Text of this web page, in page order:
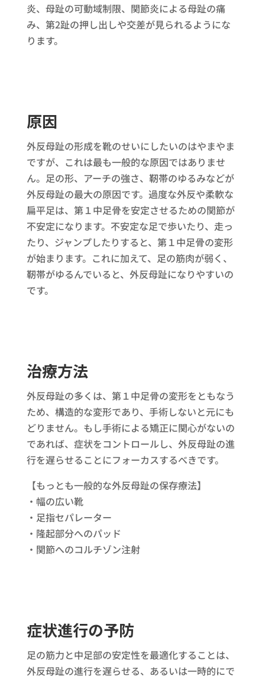
炎、母趾の可動域制限、関節炎による母趾の痛
み、第2趾の押し出しや交差が見られるようにな
ります。
原因
外反母趾の形成を靴のせいにしたいのはやまやま
ですが、これは最も一般的な原因ではありませ
ん。足の形、アーチの強さ、靭帯のゆるみなどが
外反母趾の最大の原因です。過度な外反や柔軟な
扁平足は、第１中足骨を安定させるための関節が
不安定になります。不安定な足で歩いたり、走っ
たり、ジャンプしたりすると、第１中足骨の変形
が始まります。これに加えて、足の筋肉が弱く、
靭帯がゆるんでいると、外反母趾になりやすいの
です。
治療方法
外反母趾の多くは、第１中足骨の変形をともなう
ため、構造的な変形であり、手術しないと元にも
どりません。もし手術による矯正に関心がないの
であれば、症状をコントロールし、外反母趾の進
行を遅らせることにフォーカスするべきです。
【もっとも一般的な外反母趾の保存療法】
・幅の広い靴
・足指セパレーター
・隆起部分へのパッド
・関節へのコルチゾン注射
症状進行の予防
足の筋力と中足部の安定性を最適化することは、
外反母趾の進行を遅らせる、あるいは一時的にで